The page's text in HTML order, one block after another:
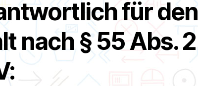
für den
nach § 55 Abs. 2